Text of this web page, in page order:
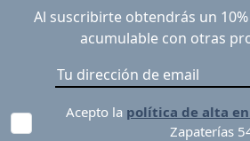
Al suscribirte obtendrás un
acumulable con otras
Acepto la política de alta
Zapaterías